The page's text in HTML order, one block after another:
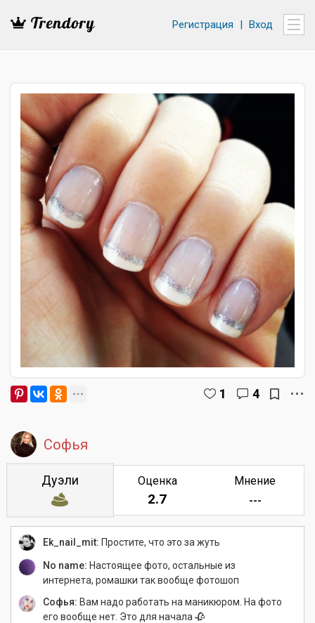
Регистрация | Вход
1 4
Софья
Дуэли Оценка
2.7
Мнение
---
Ek_nail_mit: Простите, что это за жуть
No name: Настоящее фото, остальные из
интернета, ромашки так вообще фотошоп
Софья: Вам надо работать на маникюром. На фото
его вообще нет. Это для начала 🥀